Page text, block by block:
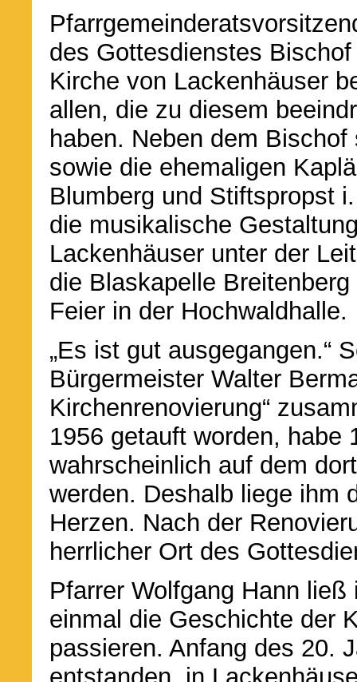
des Gottesdienstes
Kirche von Lackenhäuser
allen, die zu diesem
haben. Neben dem
sowie die ehemaligen
Blumberg und Stiftspropst
die musikalische
Lackenhäuser unter der
die Blaskapelle
Feier in der Hochwaldhalle.
„Es ist gut ausgegangen.“
Bürgermeister Walter
Kirchenrenovierung“
1956 getauft worden, habe
wahrscheinlich auf dem
werden. Deshalb liege ihm
Herzen. Nach der
herrlicher Ort des
Pfarrer Wolfgang Hann
einmal die Geschichte der
passieren. Anfang des 20.